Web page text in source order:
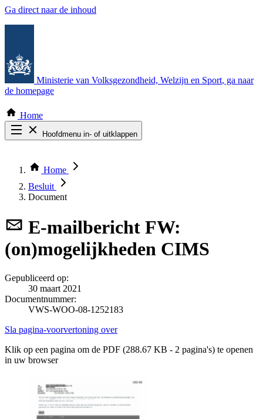
Ga direct naar de inhoud
Ministerie van Volksgezondheid, Welzijn en Sport, ga naar
de homepage
Home
Hoofdmenu in- of uitklappen
Thema COVID-19
Bekijk per bestuursorgaan
Home
Besluit
Document
E-mailbericht FW:
(on)mogelijkheden CIMS
Gepubliceerd op:
30 maart 2021
Documentnummer:
VWS-WOO-08-1252183
Sla pagina-voorvertoning over
Klik op een pagina om de PDF (288.67 KB - 2 pagina's) te openen
in uw browser